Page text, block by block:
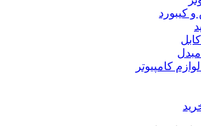
کیبورد
کابل
مبدل
کامپیوتر